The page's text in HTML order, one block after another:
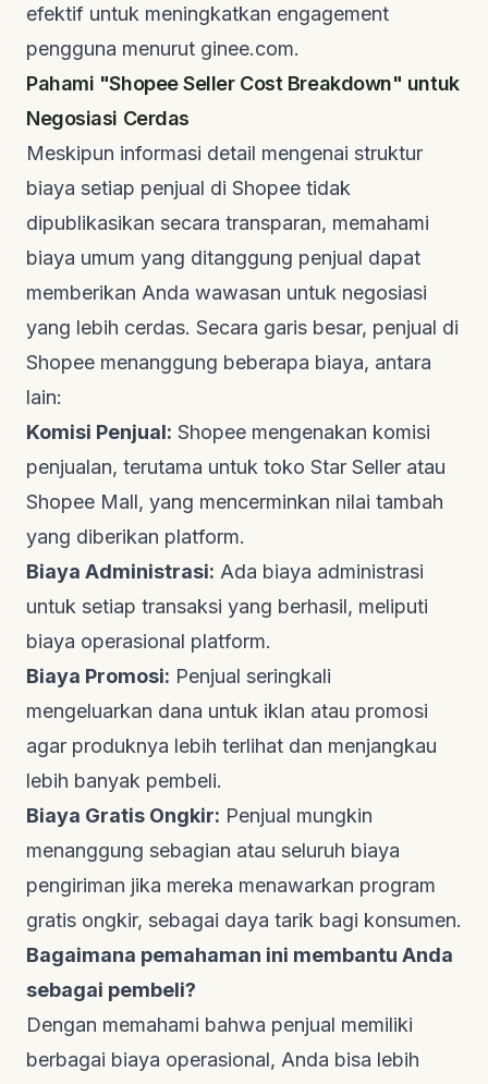
efektif untuk meningkatkan engagement
pengguna menurut ginee.com.
Pahami "Shopee Seller Cost Breakdown" untuk
Negosiasi Cerdas
Meskipun informasi detail mengenai struktur
biaya setiap penjual di Shopee tidak
dipublikasikan secara transparan, memahami
biaya umum yang ditanggung penjual dapat
memberikan Anda wawasan untuk negosiasi
yang lebih cerdas. Secara garis besar, penjual di
Shopee menanggung beberapa biaya, antara
lain:
Komisi Penjual: Shopee mengenakan komisi
penjualan, terutama untuk toko Star Seller atau
Shopee Mall, yang mencerminkan nilai tambah
yang diberikan platform.
Biaya Administrasi: Ada biaya administrasi
untuk setiap transaksi yang berhasil, meliputi
biaya operasional platform.
Biaya Promosi: Penjual seringkali
mengeluarkan dana untuk iklan atau promosi
agar produknya lebih terlihat dan menjangkau
lebih banyak pembeli.
Biaya Gratis Ongkir: Penjual mungkin
menanggung sebagian atau seluruh biaya
pengiriman jika mereka menawarkan program
gratis ongkir, sebagai daya tarik bagi konsumen.
Bagaimana pemahaman ini membantu Anda
sebagai pembeli?
Dengan memahami bahwa penjual memiliki
berbagai biaya operasional, Anda bisa lebih